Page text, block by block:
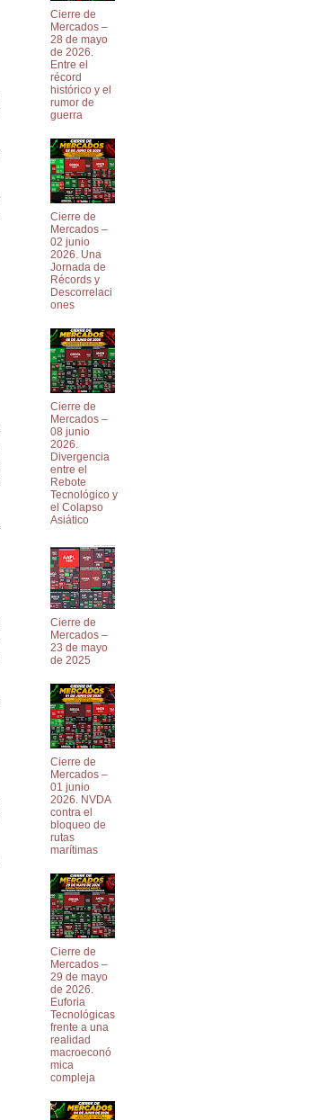
Cierre de
Mercados –
28 de mayo
de 2026.
Entre el
récord
histórico y el
rumor de
guerra
Cierre de
Mercados –
02 junio
2026. Una
Jornada de
Récords y
Descorrelaci
ones
Cierre de
Mercados –
08 junio
2026.
Divergencia
entre el
Rebote
Tecnológico y
el Colapso
Asiático
Cierre de
Mercados –
23 de mayo
de 2025
Cierre de
Mercados –
01 junio
2026. NVDA
contra el
bloqueo de
rutas
marítimas
Cierre de
Mercados –
29 de mayo
de 2026.
Euforia
Tecnológicas
frente a una
realidad
macroeconó
mica
compleja